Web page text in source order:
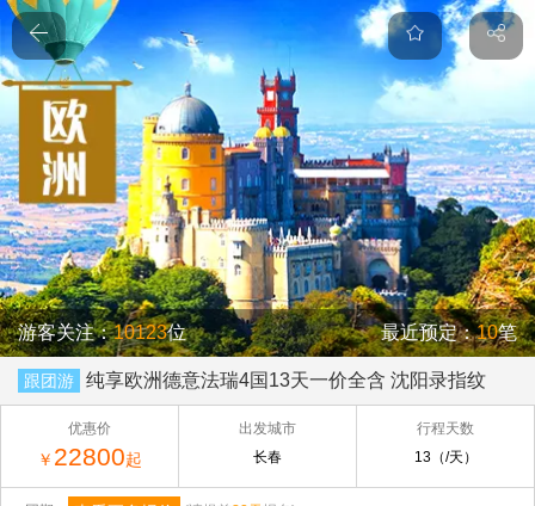
游客关注：10123位 最近预定：10笔
跟团游 纯享欧洲德意法瑞4国13天一价全含 沈阳录指纹
优惠价
￥ 22800起
出发城市
长春
行程天数
13（/天）